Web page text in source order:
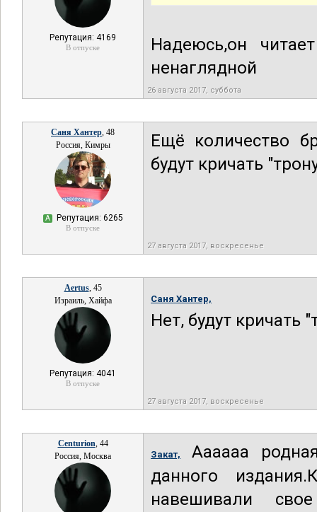
Репутация: 4169
В отпуске
Надеюсь,он
ненаглядной
26 августа 2017, суббота
Саня Хантер, 48
Россия, Кимры
А Репутация: 6265
В отпуске
Ещё количество
будут кричать
27 августа 2017, воскресенье
Aertus, 45
Израиль, Хайфа
Репутация: 4041
В отпуске
Саня Хантер,
Нет, будут кричать
27 августа 2017, воскресенье
Centurion, 44
Россия, Москва
Закат,
Аааааа
данного
навешивали